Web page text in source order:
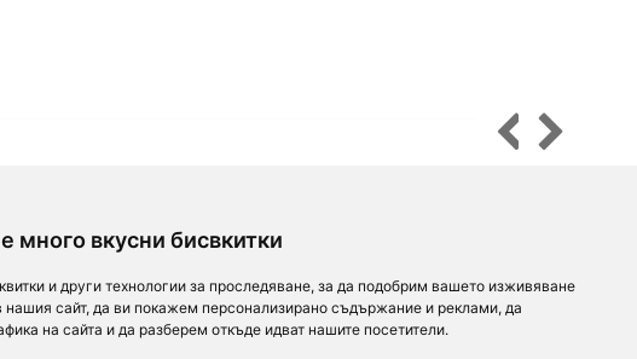
много вкусни бисвкитки
и други технологии за проследяване, за да подобрим вашето изживяване
нашия сайт, да ви покажем персонализирано съдържание и реклами, да
на сайта и да разберем откъде идват нашите посетители.
Za partnere
Dodaj restoran
Za investitore
Oglasi
O nama
Razvoj
Kontakt
For Investors
order.bg